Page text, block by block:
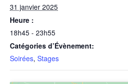
31 janvier 2025
Heure :
18h45 - 23h55
Catégories d’Évènement:
Soirées, Stages